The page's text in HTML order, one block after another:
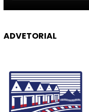
ADVETORIAL